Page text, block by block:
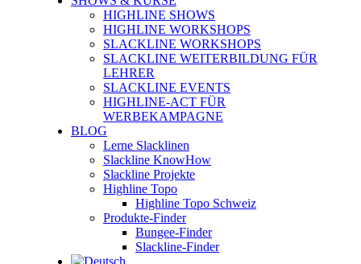
HIGHLINE SHOWS
HIGHLINE WORKSHOPS
SLACKLINE WORKSHOPS
SLACKLINE WEITERBILDUNG FÜR
LEHRER
SLACKLINE EVENTS
HIGHLINE-ACT FÜR
WERBEKAMPAGNE
BLOG
Lerne Slacklinen
Slackline KnowHow
Slackline Projekte
Highline Topo
Highline Topo Schweiz
Produkte-Finder
Bungee-Finder
Slackline-Finder